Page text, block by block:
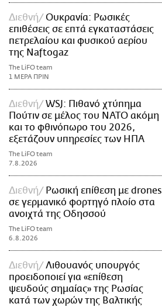
Διεθνή
Ουκρανία: Ρωσικές
επιθέσεις σε επτά εγκαταστάσεις
πετρελαίου και φυσικού αερίου
της Naftogaz
The LiFO team
1 ΜΕΡΑ ΠΡΙΝ
Διεθνή
WSJ: Πιθανό χτύπημα
Πούτιν σε μέλος του ΝΑΤΟ ακόμη
και το φθινόπωρο του 2026,
εξετάζουν υπηρεσίες των ΗΠΑ
The LiFO team
7.8.2026
Διεθνή
Ρωσική επίθεση με drones
σε γερμανικό φορτηγό πλοίο στα
ανοιχτά της Οδησσού
The LiFO team
6.8.2026
Διεθνή
Λιθουανός υπουργός
προειδοποιεί για «επίθεση
ψευδούς σημαίας» της Ρωσίας
κατά των χωρών της Βαλτικής